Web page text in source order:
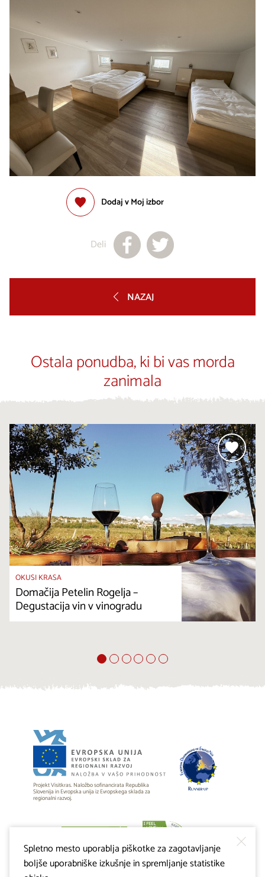
Dodaj v Moj izbor
Deli
NAZAJ
Ostala ponudba, ki bi vas morda
zanimala
OKUSI KRASA
Domačija Petelin Rogelja –
Degustacija vin v vinogradu
Projekt Visitkras. Naložbo sofinancirata Republika
Slovenija in Evropska unija iz Evropskega sklada za
regionalni razvoj.
Spletno mesto uporablja piškotke za zagotavljanje
boljše uporabniške izkušnje in spremljanje statistike